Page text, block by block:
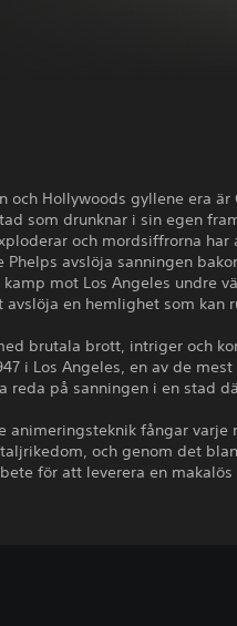
och Hollywoods gyllene era är
som drunknar i sin egen
och mordsiffrorna
Phelps avslöja sanningen
mot Los Angeles undre
avslöja en hemlighet som kan
brutala brott, intriger och
i Los Angeles, en av de
reda på sanningen i en stad
animeringsteknik fångar varje
och genom det
för att leverera en